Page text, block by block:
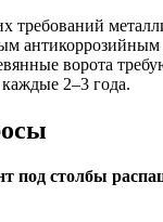
требований
ворота
2–3 года.
под столбы